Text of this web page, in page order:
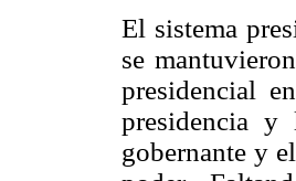
El sistema
se
presidencial
presidencia y
gobernante y